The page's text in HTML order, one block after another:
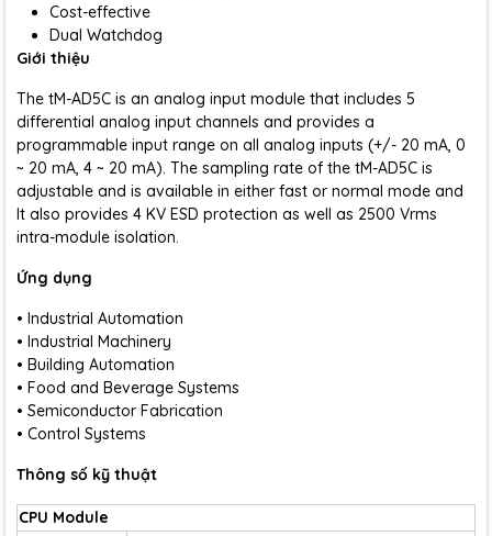
Cost-effective
Dual Watchdog
Giới thiệu
The tM-AD5C is an analog input module that includes 5
differential analog input channels and provides a
programmable input range on all analog inputs (+/- 20 mA, 0
~ 20 mA, 4 ~ 20 mA). The sampling rate of the tM-AD5C is
adjustable and is available in either fast or normal mode and
It also provides 4 KV ESD protection as well as 2500 Vrms
intra-module isolation.
Ứng dụng
• Industrial Automation
• Industrial Machinery
• Building Automation
• Food and Beverage Systems
• Semiconductor Fabrication
• Control Systems
Thông số kỹ thuật
CPU Module